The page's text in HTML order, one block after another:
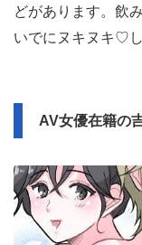
どがあります。飲
いでにヌキヌキ♡
AV女優在籍の